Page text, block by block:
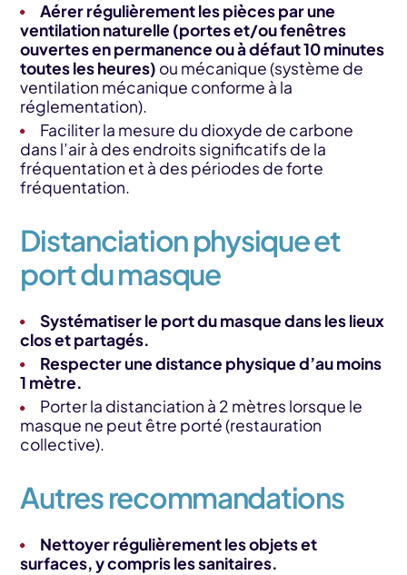
Aérer régulièrement les pièces par une
ventilation naturelle (portes et/ou fenêtres
ouvertes en permanence ou à défaut 10 minutes
toutes les heures) ou mécanique (système de
ventilation mécanique conforme à la
réglementation).
Faciliter la mesure du dioxyde de carbone
dans l’air à des endroits significatifs de la
fréquentation et à des périodes de forte
fréquentation.
Distanciation physique et
port du masque
Systématiser le port du masque dans les lieux
clos et partagés.
Respecter une distance physique d’au moins
1 mètre.
Porter la distanciation à 2 mètres lorsque le
masque ne peut être porté (restauration
collective).
Autres recommandations
Nettoyer régulièrement les objets et
surfaces, y compris les sanitaires.